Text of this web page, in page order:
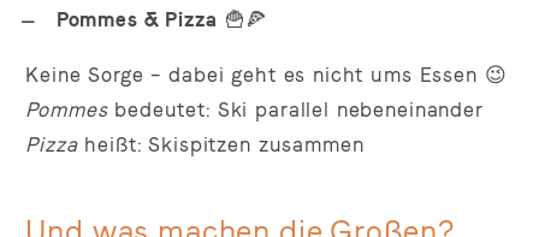
Pommes & Pizza 🍟🍕
Keine Sorge – dabei geht es nicht ums Essen 😉
Pommesbedeutet: Ski parallel nebeneinander
Pizzaheißt: Skispitzen zusammen